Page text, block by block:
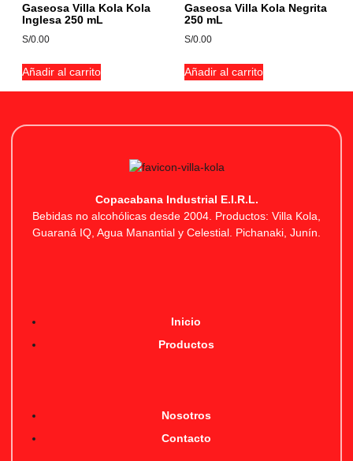
Gaseosa Villa Kola Kola
Inglesa 250 mL
S/0.00
Añadir al carrito
Gaseosa Villa Kola Negrita
250 mL
S/0.00
Añadir al carrito
Copacabana Industrial E.I.R.L.
Bebidas no alcohólicas desde 2004. Productos: Villa Kola,
Guaraná IQ, Agua Manantial y Celestial. Pichanaki, Junín.
Inicio
Productos
Nosotros
Contacto